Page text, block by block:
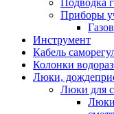
Подводка
Приборы
Инструмент
Кабель
Колонки
Люки,
Люки для
Люки